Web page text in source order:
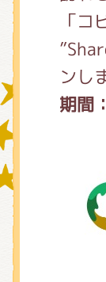
「
ンし
期間
グ
ミ
チ